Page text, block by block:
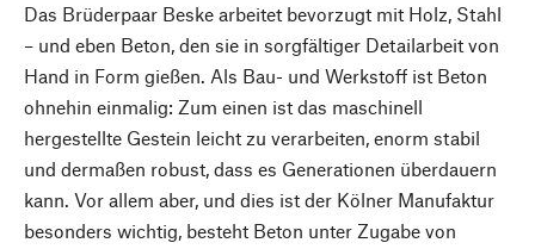
Das Brüderpaar Beske arbeitet bevorzugt mit Holz, Stahl
– und eben Beton, den sie in sorgfältiger Detailarbeit von
Hand in Form gießen. Als Bau- und Werkstoff ist Beton
ohnehin einmalig: Zum einen ist das maschinell
hergestellte Gestein leicht zu verarbeiten, enorm stabil
und dermaßen robust, dass es Generationen überdauern
kann. Vor allem aber, und dies ist der Kölner Manufaktur
besonders wichtig, besteht Beton unter Zugabe von